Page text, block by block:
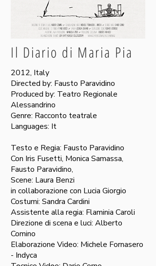
Il Diario di Maria Pia
2012, Italy
Directed by: Fausto Paravidino
Produced by: Teatro Regionale
Alessandrino
Genre: Racconto teatrale
Languages: It
Testo e Regia: Fausto Paravidino
Con Iris Fusetti, Monica Samassa,
Fausto Paravidino,
Scene: Laura Benzi
in collaborazione con Lucia Giorgio
Costumi: Sandra Cardini
Assistente alla regia: Flaminia Caroli
Direzione di scena e luci: Alberto
Comino
Elaborazione Video: Michele Fornasero
- Indyca